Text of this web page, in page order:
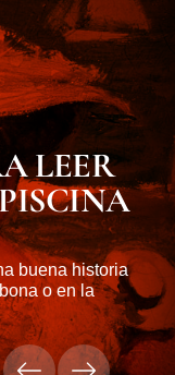
LEER
buena historia
o en la